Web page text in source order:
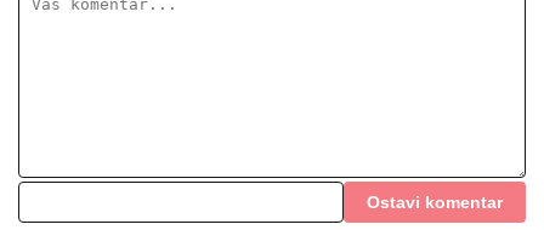
Ostavi komentar